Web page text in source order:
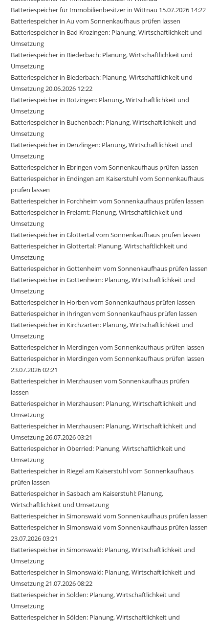
Batteriespeicher für Immobilienbesitzer in Wittnau 15.07.2026 14:22
Batteriespeicher in Au vom Sonnenkaufhaus prüfen lassen
Batteriespeicher in Bad Krozingen: Planung, Wirtschaftlichkeit und
Umsetzung
Batteriespeicher in Biederbach: Planung, Wirtschaftlichkeit und
Umsetzung
Batteriespeicher in Biederbach: Planung, Wirtschaftlichkeit und
Umsetzung 20.06.2026 12:22
Batteriespeicher in Bötzingen: Planung, Wirtschaftlichkeit und
Umsetzung
Batteriespeicher in Buchenbach: Planung, Wirtschaftlichkeit und
Umsetzung
Batteriespeicher in Denzlingen: Planung, Wirtschaftlichkeit und
Umsetzung
Batteriespeicher in Ebringen vom Sonnenkaufhaus prüfen lassen
Batteriespeicher in Endingen am Kaiserstuhl vom Sonnenkaufhaus
prüfen lassen
Batteriespeicher in Forchheim vom Sonnenkaufhaus prüfen lassen
Batteriespeicher in Freiamt: Planung, Wirtschaftlichkeit und
Umsetzung
Batteriespeicher in Glottertal vom Sonnenkaufhaus prüfen lassen
Batteriespeicher in Glottertal: Planung, Wirtschaftlichkeit und
Umsetzung
Batteriespeicher in Gottenheim vom Sonnenkaufhaus prüfen lassen
Batteriespeicher in Gottenheim: Planung, Wirtschaftlichkeit und
Umsetzung
Batteriespeicher in Horben vom Sonnenkaufhaus prüfen lassen
Batteriespeicher in Ihringen vom Sonnenkaufhaus prüfen lassen
Batteriespeicher in Kirchzarten: Planung, Wirtschaftlichkeit und
Umsetzung
Batteriespeicher in Merdingen vom Sonnenkaufhaus prüfen lassen
Batteriespeicher in Merdingen vom Sonnenkaufhaus prüfen lassen
23.07.2026 02:21
Batteriespeicher in Merzhausen vom Sonnenkaufhaus prüfen
lassen
Batteriespeicher in Merzhausen: Planung, Wirtschaftlichkeit und
Umsetzung
Batteriespeicher in Merzhausen: Planung, Wirtschaftlichkeit und
Umsetzung 26.07.2026 03:21
Batteriespeicher in Oberried: Planung, Wirtschaftlichkeit und
Umsetzung
Batteriespeicher in Riegel am Kaiserstuhl vom Sonnenkaufhaus
prüfen lassen
Batteriespeicher in Sasbach am Kaiserstuhl: Planung,
Wirtschaftlichkeit und Umsetzung
Batteriespeicher in Simonswald vom Sonnenkaufhaus prüfen lassen
Batteriespeicher in Simonswald vom Sonnenkaufhaus prüfen lassen
23.07.2026 03:21
Batteriespeicher in Simonswald: Planung, Wirtschaftlichkeit und
Umsetzung
Batteriespeicher in Simonswald: Planung, Wirtschaftlichkeit und
Umsetzung 21.07.2026 08:22
Batteriespeicher in Sölden: Planung, Wirtschaftlichkeit und
Umsetzung
Batteriespeicher in Sölden: Planung, Wirtschaftlichkeit und